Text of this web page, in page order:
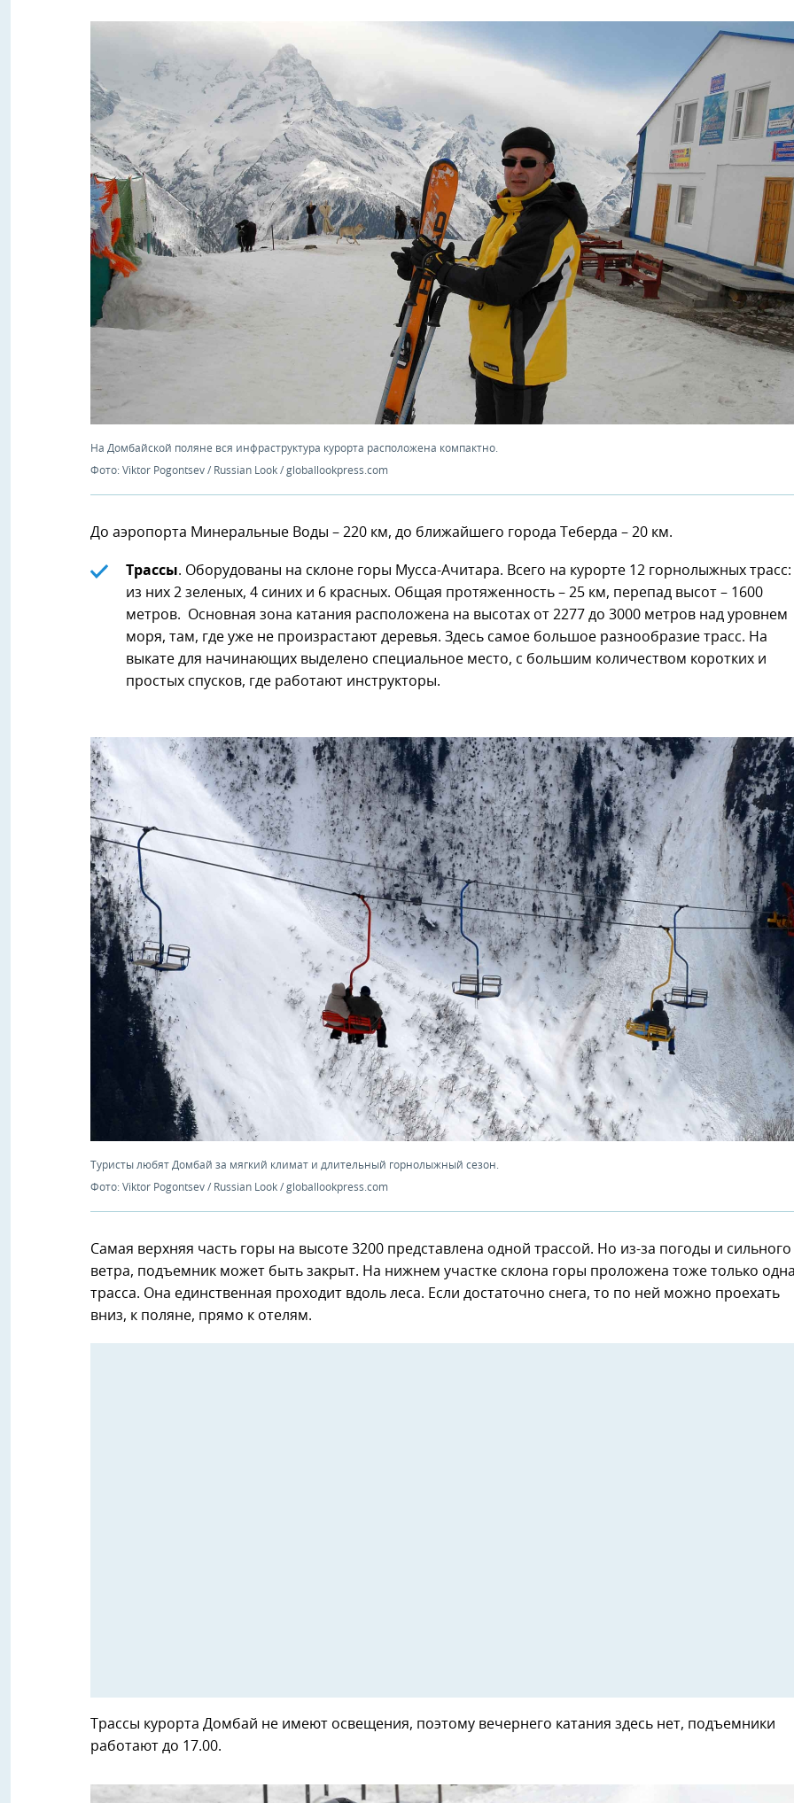
На Домбайской поляне вся инфраструктура курорта расположена компактно.
Фото: Viktor Pogontsev / Russian Look / globallookpress.com
До аэропорта Минеральные Воды – 220 км, до ближайшего города Теберда – 20 км.
Трассы. Оборудованы на склоне горы Мусса-Ачитара. Всего на курорте 12 горнолыжных трасс:
из них 2 зеленых, 4 синих и 6 красных. Общая протяженность – 25 км, перепад высот – 1600
метров. Основная зона катания расположена на высотах от 2277 до 3000 метров над уровнем
моря, там, где уже не произрастают деревья. Здесь самое большое разнообразие трасс. На
выкате для начинающих выделено специальное место, с большим количеством коротких и
простых спусков, где работают инструкторы.
Туристы любят Домбай за мягкий климат и длительный горнолыжный сезон.
Фото: Viktor Pogontsev / Russian Look / globallookpress.com
Самая верхняя часть горы на высоте 3200 представлена одной трассой. Но из-за погоды и сильного
ветра, подъемник может быть закрыт. На нижнем участке склона горы проложена тоже только
трасса. Она единственная проходит вдоль леса. Если достаточно снега, то по ней можно проехать
вниз, к поляне, прямо к отелям.
Трассы курорта Домбай не имеют освещения, поэтому вечернего катания здесь нет, подъемники
работают до 17.00.